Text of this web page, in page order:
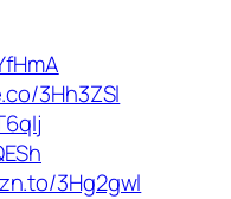
3Hh3ZSl
3Hg2gwl